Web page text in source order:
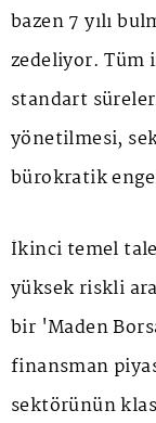
bazen 7 yılı
zedeliyor. Tüm
standart
yönetilmesi,
bürokratik
İkinci temel
yüksek riskli
bir 'Maden
finansman
sektörünün